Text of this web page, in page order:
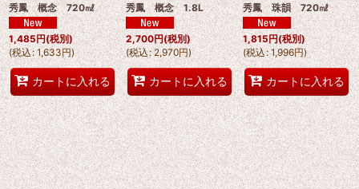
秀鳳 概念 720㎖
1,485円(税別)
(税込: 1,633円)
カートに入れる
秀鳳 概念 1.8L
2,700円(税別)
(税込: 2,970円)
カートに入れる
秀鳳 珠韻 720㎖
1,815円(税別)
(税込: 1,996円)
カートに入れる